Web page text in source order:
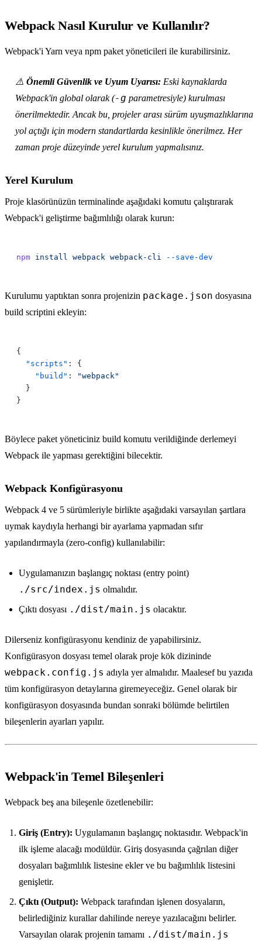
Webpack Nasıl Kurulur ve Kullanılır?
Webpack'i Yarn veya npm paket yöneticileri ile kurabilirsiniz.
⚠️ Önemli Güvenlik ve Uyum Uyarısı: Eski kaynaklarda
Webpack'in global olarak (-g parametresiyle) kurulması
önerilmektedir. Ancak bu, projeler arası sürüm uyuşmazlıklarına
yol açtığı için modern standartlarda kesinlikle önerilmez. Her
zaman proje düzeyinde yerel kurulum yapmalısınız.
Yerel Kurulum
Proje klasörünüzün terminalinde aşağıdaki komutu çalıştırarak
Webpack'i geliştirme bağımlılığı olarak kurun:
npm install webpack webpack-cli
Kurulumu yaptıktan sonra projenizin package.json dosyasına
build scriptini ekleyin:
  "scripts"
    "build"
:
Böylece paket yöneticiniz build komutu verildiğinde derlemeyi
Webpack ile yapması gerektiğini bilecektir.
Webpack Konfigürasyonu
Webpack 4 ve 5 sürümleriyle birlikte aşağıdaki varsayılan şartlara
uymak kaydıyla herhangi bir ayarlama yapmadan sıfır
yapılandırmayla (zero-config) kullanılabilir:
Uygulamanızın başlangıç noktası (entry point)
./src/index.js olmalıdır.
Çıktı dosyası ./dist/main.js olacaktır.
Dilerseniz konfigürasyonu kendiniz de yapabilirsiniz.
Konfigürasyon dosyası temel olarak proje kök dizininde
webpack.config.js adıyla yer almalıdır. Maalesef bu yazıda
tüm konfigürasyon detaylarına giremeyeceğiz. Genel olarak bir
konfigürasyon dosyasında bundan sonraki bölümde belirtilen
bileşenlerin ayarları yapılır.
Webpack'in Temel Bileşenleri
Webpack beş ana bileşenle özetlenebilir:
Giriş (Entry): Uygulamanın başlangıç noktasıdır. Webpack'in
ilk işleme alacağı modüldür. Giriş dosyasında çağrılan diğer
dosyaları bağımlılık listesine ekler ve bu bağımlılık listesini
genişletir.
Çıktı (Output): Webpack tarafından işlenen dosyaların,
belirlediğiniz kurallar dahilinde nereye yazılacağını belirler.
Varsayılan olarak projenin tamamı ./dist/main.js